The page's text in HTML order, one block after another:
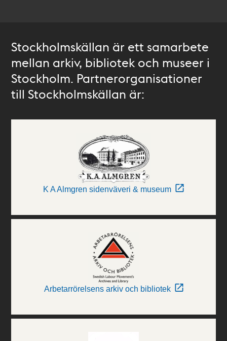
Stockholmskällan är ett samarbete
mellan arkiv, bibliotek och museer i
Stockholm. Partnerorganisationer
till Stockholmskällan är:
K A Almgren sidenväveri & museum
Arbetarrörelsens arkiv och bibliotek